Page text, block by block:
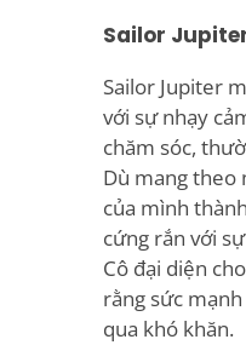
Sailor
Sailor Jupiter
với sự nhạy
chăm sóc,
Dù mang theo
của mình
cứng rắn với
Cô đại diện
rằng sức
qua khó khăn.